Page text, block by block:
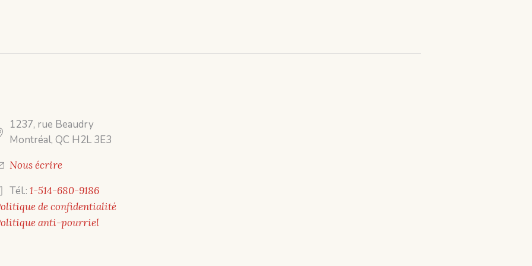
1237, rue Beaudry
Montréal, QC H2L 3E3
Nous écrire
Tél.: 1-514-680-9186
de confidentialité
anti-pourriel